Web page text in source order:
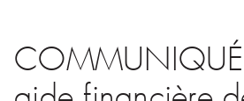
aide financière